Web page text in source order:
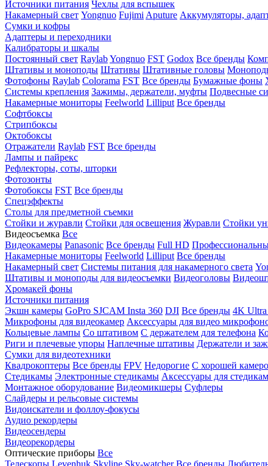
Источники питания Чехлы для вспышек
Накамерный свет Yongnuo Fujimi Aputure Аккумуляторы,
Сумки и кофры
Адаптеры и переходники
Калибраторы и шкалы
Постоянный свет RaylabYongnuo FST Godox Все бренды
Штативы и моноподы Штативы Штативные головы
Фотофоны Raylab Colorama FST Все бренды Бумажные фоны
Системы крепления Зажимы, держатели, муфты Подвесные
Накамерные мониторы Feelworld Lilliput Все бренды
Софтбоксы
Стрипбоксы
Октобоксы
Отражатели Raylab FST Все бренды
Лампы и пайрекс
Рефлекторы, соты, шторки
Фотозонты
Фотобоксы FST Все бренды
Спецэффекты
Столы для предметной съемки
Стойки и журавли Стойки для освещения Журавли Стойки
Видеосъемка Все
Видеокамеры Panasonic Все бренды Full HD
Накамерные мониторы Feelworld Lilliput Все бренды
Накамерный свет Системы питания для накамерного света
Штативы и моноподы для видеосъемки Видеоголовы
Хромакей фоны
Источники питания
Экшн камеры GoPro SJCAM Insta 360 DJI Все бренды 4K
Микрофоны для видеокамер Аксессуары для видео
Кольцевые лампы Со штативом C держателем для телефона
Риги и плечевые упоры Наплечные штативы Держатели и
Сумки для видеотехники
Квадрокоптеры Все бренды FPV Недорогие С хорошей
Стедикамы Электронные стедикамы Аксессуары для
Монтажное оборудование Видеомикшеры Суфлеры
Слайдеры и рельсовые системы
Видоискатели и фоллоу-фокусы
Аудио рекордеры
Видеосендеры
Видеорекордеры
Оптические приборы Все
Телескопы Levenhuk Skyline Sky-watcherВсе бренды